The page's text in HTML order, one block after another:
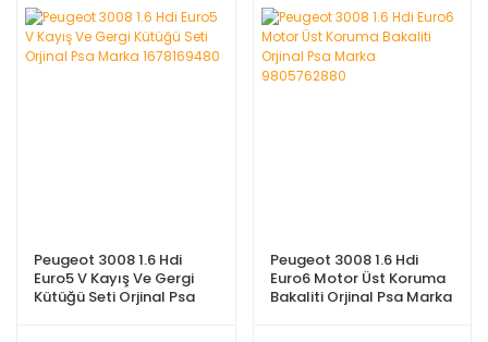
Peugeot 3008 1.6 Hdi
Euro5 V Kayış Ve Gergi
Kütüğü Seti Orjinal Psa
Peugeot 3008 1.6 Hdi
Euro6 Motor Üst Koruma
Bakaliti Orjinal Psa Marka